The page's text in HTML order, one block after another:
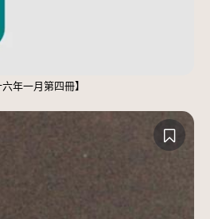
年一月第四冊】